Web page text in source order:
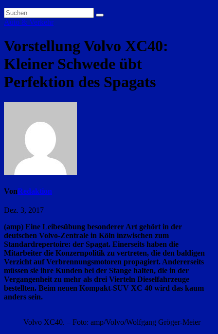
Auto & Verkehr
Vorstellung Volvo XC40:
Kleiner Schwede übt
Perfektion des Spagats
VonRedaktion
Dez. 3, 2017
(amp) Eine Leibesübung besonderer Art gehört in der
deutschen Volvo-Zentrale in Köln inzwischen zum
Standardrepertoire: der Spagat. Einerseits haben die
Mitarbeiter die Konzernpolitik zu vertreten, die den baldigen
Verzicht auf Verbrennungsmotoren propagiert. Andererseits
müssen sie ihre Kunden bei der Stange halten, die in der
Vergangenheit zu mehr als drei Vierteln Dieselfahrzeuge
bestellten. Beim neuen Kompakt-SUV XC 40 wird das kaum
anders sein.
Volvo XC40. – Foto: amp/Volvo/Wolfgang Gröger-Meier